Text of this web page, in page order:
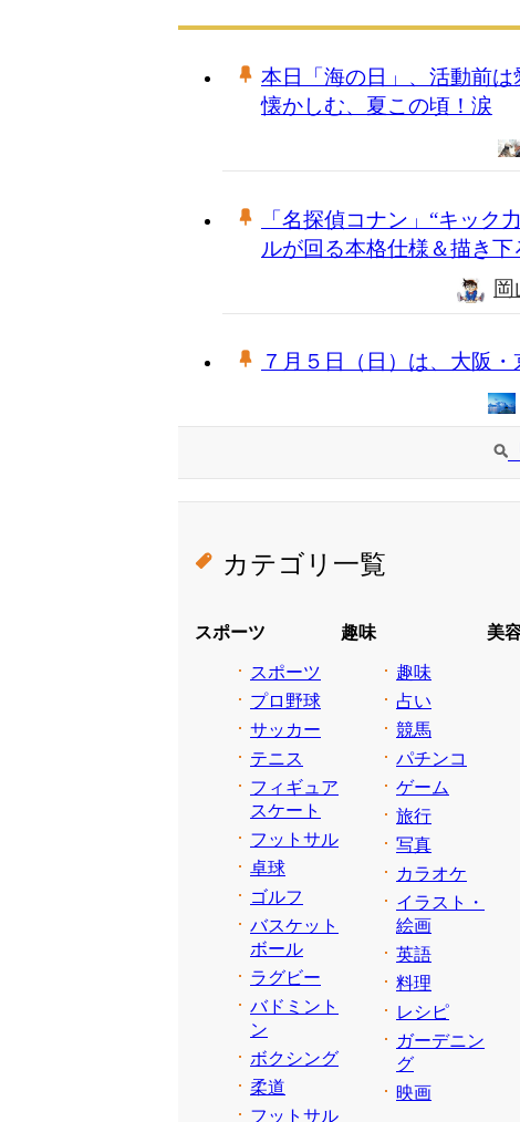
本日「海の日」、活動前
懐かしむ、夏この頃！涙
「名探偵コナン」“キック
ルが回る本格仕様＆描き下
岡
７月５日（日）は、大阪
カテゴリ一覧
スポーツ
スポーツ
プロ野球
サッカー
テニス
フィギュア
スケート
フットサル
卓球
ゴルフ
バスケット
ボール
ラグビー
バドミント
ン
ボクシング
柔道
フットサル
趣味
趣味
占い
競馬
パチンコ
ゲーム
旅行
写真
カラオケ
イラスト・
絵画
英語
料理
レシピ
ガーデニン
グ
映画
美